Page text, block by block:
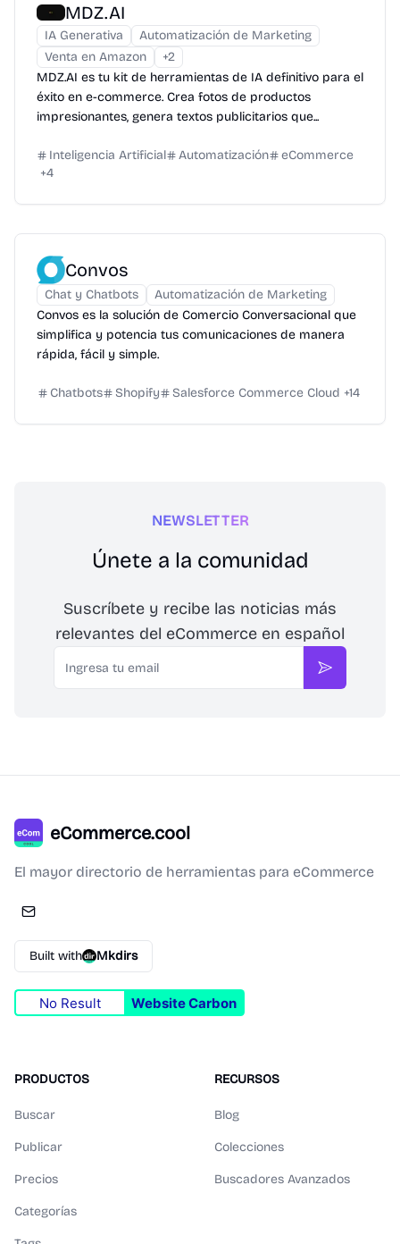
MDZ.AI
IA Generativa
Automatización de Marketing
Venta en Amazon
+2
MDZ.AI es tu kit de herramientas de IA definitivo para el
éxito en e-commerce. Crea fotos de productos
impresionantes, genera textos publicitarios que...
Inteligencia Artificial Automatización
eCommerce
+4
Convos
Chat y Chatbots
Automatización de Marketing
Convos es la solución de Comercio Conversacional que
simplifica y potencia tus comunicaciones de manera
rápida, fácil y simple.
Chatbots Shopify Salesforce Commerce Cloud +14
NEWSLETTER
Únete a la comunidad
Suscríbete y recibe las noticias más
relevantes del eCommerce en español
Email
Suscribirse
eCommerce.cool
El mayor directorio de herramientas para eCommerce
Built with Mkdirs
No Result Website Carbon
PRODUCTOS
Buscar
Publicar
Precios
Categorías
RECURSOS
Blog
Colecciones
Buscadores Avanzados